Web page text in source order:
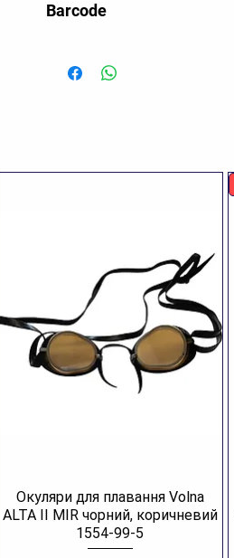
Barcode
Окуляри для плавання Volna
ALTA II MIR чорний, коричневий
1554-99-5